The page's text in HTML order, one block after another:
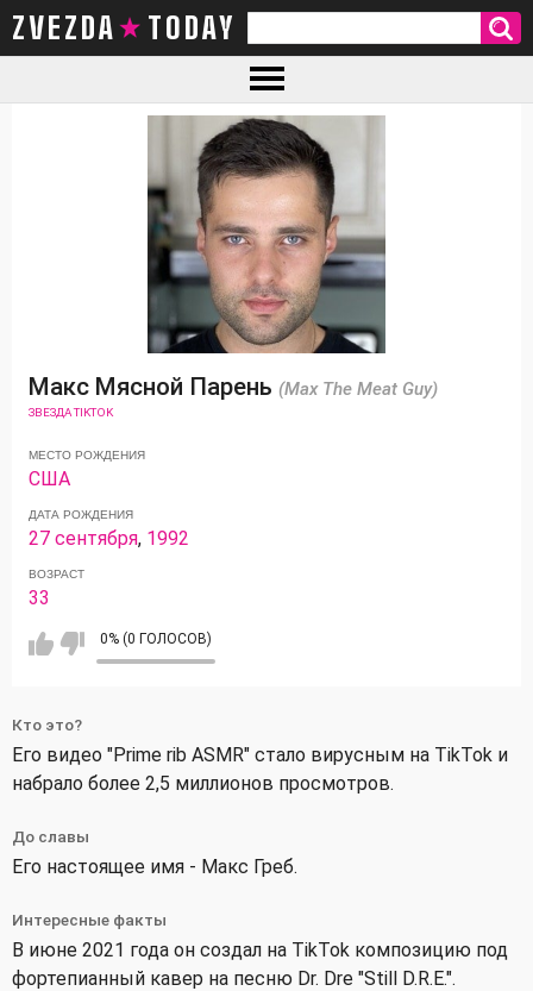
ZVEZDA TODAY
Макс Мясной Парень (Max The Meat Guy)
ЗВЕЗДА TIKTOK
МЕСТО РОЖДЕНИЯ
США
ДАТА РОЖДЕНИЯ
27 сентября, 1992
ВОЗРАСТ
33
0% (0 ГОЛОСОВ)
Кто это?
Его видео "Prime rib ASMR" стало вирусным на TikTok и
набрало более 2,5 миллионов просмотров.
До славы
Его настоящее имя - Макс Греб.
Интересные факты
В июне 2021 года он создал на TikTok композицию под
фортепианный кавер на песню Dr. Dre "Still D.R.E.".